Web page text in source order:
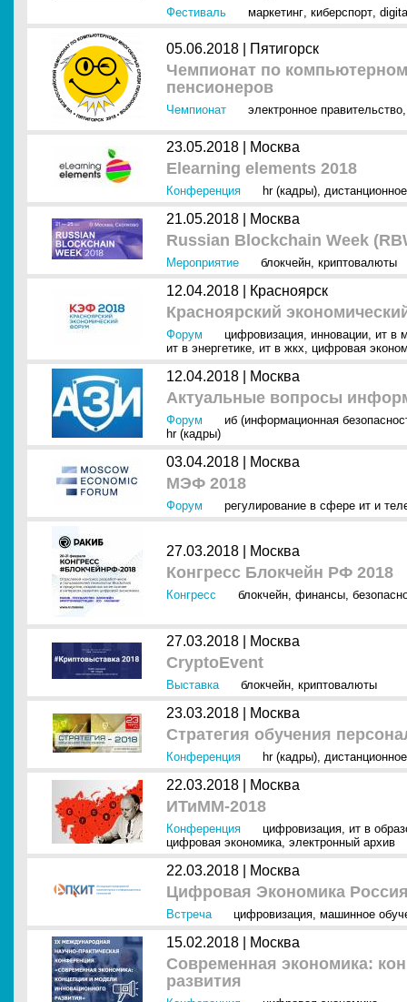
Фестиваль маркетинг, киберспорт,
05.06.2018 | Пятигорск
Чемпионат по
пенсионеров
Чемпионат электронное правительство
23.05.2018 | Москва
Elearning elements 2018
Конференция hr (кадры),
21.05.2018 | Москва
Russian Blockchain Week
Мероприятие блокчейн, криптовалюты
12.04.2018 | Красноярск
Красноярский
Форум цифровизация, инновации, ит в
ит в энергетике, ит в жкх, цифровая
12.04.2018 | Москва
Актуальные вопросы
Форум
иб (информационная
hr (кадры)
03.04.2018 | Москва
МЭФ 2018
Форум регулирование в сфере ит и
27.03.2018 | Москва
Конгресс Блокчейн РФ 2018
Конгресс блокчейн, финансы,
27.03.2018 | Москва
CryptoEvent
Выставка блокчейн, криптовалюты
23.03.2018 | Москва
Стратегия обучения
Конференция hr (кадры),
22.03.2018 | Москва
ИТиММ-2018
Конференция цифровизация, ит в
цифровая экономика, электронный архив
22.03.2018 | Москва
Цифровая Экономика
Встреча цифровизация, машинное
15.02.2018 | Москва
Современная экономика:
развития